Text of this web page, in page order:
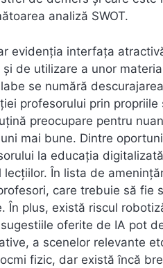
analiză SWOT.
evidenția interfața
de utilizare a unor
se numără
profesorului prin
preocupare pentru
mai bune. Dintre
la educația
În lista de
care trebuie să fie
În plus, există riscul
oferite de IA pot
a scenelor relevante
fizic, dar există încă